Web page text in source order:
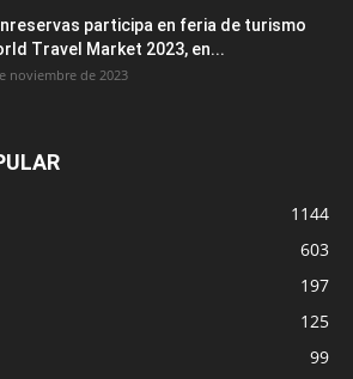
participa en feria de turismo
Travel Market 2023, en...
noviembre de 2023
1144
603
197
125
99